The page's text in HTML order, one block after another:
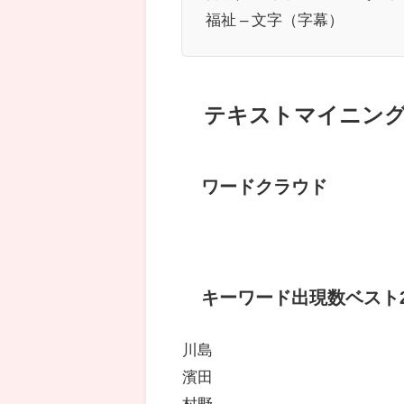
福祉 – 文字（字幕）
テキストマイニン
ワードクラウド
キーワード出現数ベスト
川島
濱田